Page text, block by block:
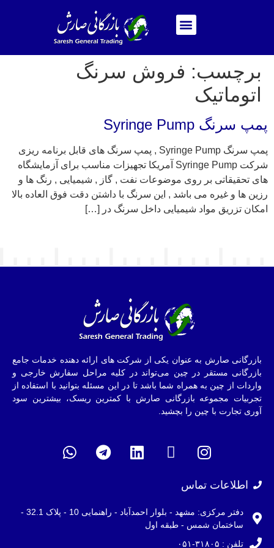
برچسب: فروش سرنگ
اتوماتیک
پمپ سرنگ Syringe Pump
پمپ سرنگ Syringe Pump , پمپ سرنگ های قابل برنامه ریزی
شرکت Syringe Pump آمریکا تجهیزات مناسب برای آزمایشگاه
های تحقیقاتی بر روی موضوعات نفت , گاز , شیمیایی , رنگ ها و
رزین ها و غیره می باشد , این سرنگ با داشتن دقت فوق العاده بالا
امکان تزریق مواد شیمیایی داخل سرنگ در […]
بازرگانی صارش به عنوان یکی از شرکت های ارائه دهنده خدمات جامع
بازرگانی مستقر در چین می‌تواند در کلیه مراحل سفارش خارجی و
واردات از چین به همراه شما باشد تا در این مسئله بتوانید با استفاده از
تجربیات مجموعه بازرگانی صارش با کمترین ریسک، بیشترین سود
آوری تجارت با چین را بچشید.
اطلاعات تماس
دفتر مرکزی: مشهد - بلوار احمدآباد - راهنمایی 10 - پلاک 32.1 -
ساختمان شمس - طبقه اول
تلفن : ۳۱۸۰۵-۰۵۱